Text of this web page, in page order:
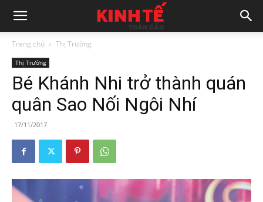
Trang chủ Thị Trường
Thị Trường
Bé Khánh Nhi trở thành quán
quân Sao Nối Ngôi Nhí
17/11/2017